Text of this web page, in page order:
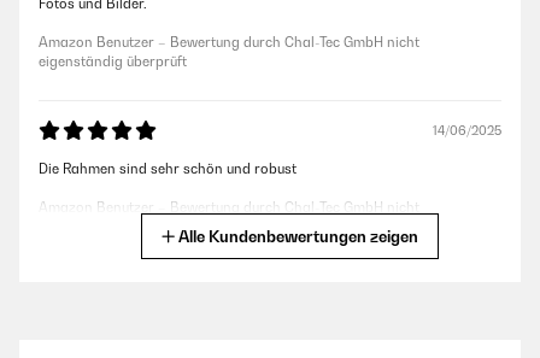
Fotos und Bilder.
Amazon Benutzer – Bewertung durch Chal-Tec GmbH nicht
eigenständig überprüft
14/06/2025
Die Rahmen sind sehr schön und robust
Amazon Benutzer – Bewertung durch Chal-Tec GmbH nicht
eigenständig überprüftAlle Kundenbewertungen zeigen